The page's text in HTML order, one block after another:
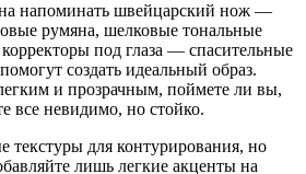
напоминать швейцарский нож —
румяна, шелковые тональные
под глаза — спасительные
создать идеальный образ.
и прозрачным, поймете ли вы,
все невидимо, но стойко.
текстуры для контурирования, но
лишь легкие акценты на